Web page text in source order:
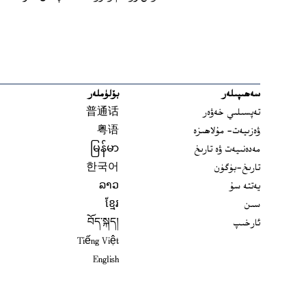
سەھىپىلەر
تەپسىلىي خەۋەر
ۋەزىيەت- مۇلاھىزە
مەدەنىيەت ۋە تارىخ
تارىخ-بۈگۈن
يەتتە سۇ
سىن
ئارخىپ
بۆلۈملەر
普通话
粤语
မြန်မာ
한국어
ລາວ
ខ្មែរ
བོད་སྐད།
Tiếng Việt
English